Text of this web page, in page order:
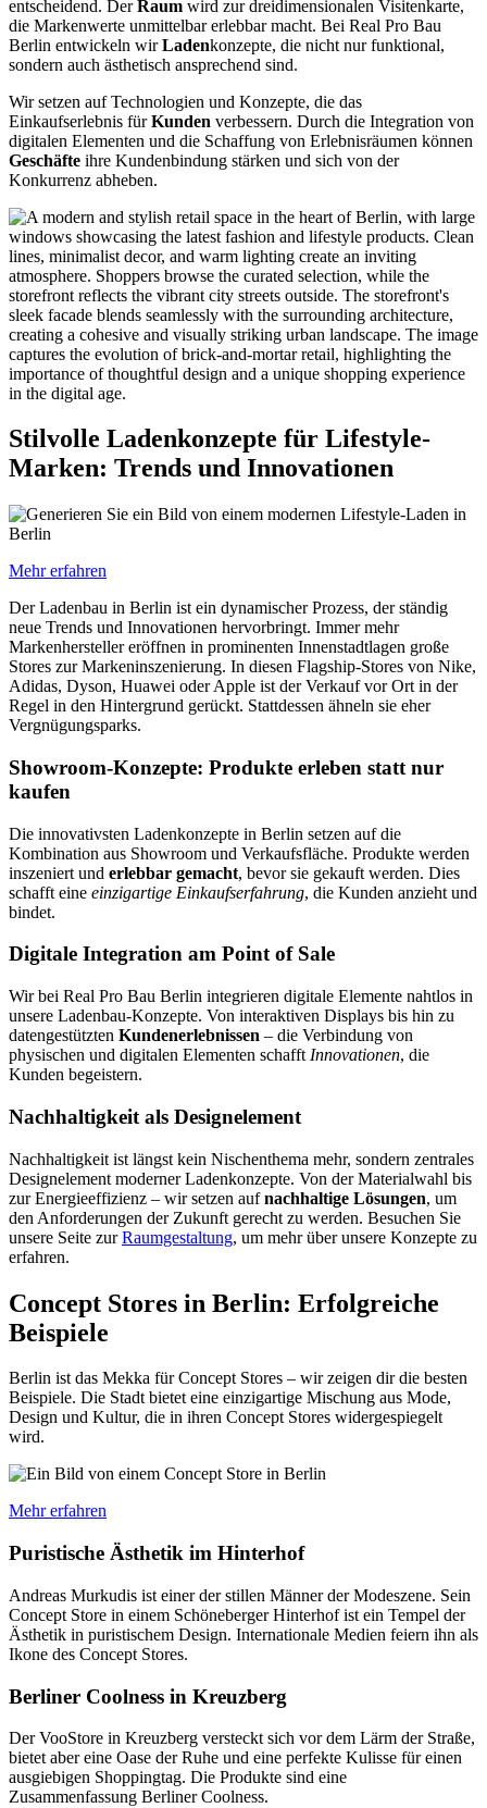
entscheidend. DerRaum wird zur dreidimensionalen Visitenkarte,
die Markenwerte unmittelbar erlebbar macht. Bei Real Pro Bau
Berlin entwickeln wirLadenkonzepte, die nicht nur funktional,
sondern auch ästhetisch ansprechend sind.
Wir setzen auf Technologien und Konzepte, die das
Einkaufserlebnis fürKunden verbessern. Durch die Integration von
digitalen Elementen und die Schaffung von Erlebnisräumen können
Geschäfte ihre Kundenbindung stärken und sich von der
Konkurrenz abheben.
Stilvolle Ladenkonzepte für Lifestyle-
Marken: Trends und Innovationen
Mehr erfahren
Der Ladenbau in Berlin ist ein dynamischer Prozess, der ständig
neue Trends und Innovationen hervorbringt. Immer mehr
Markenhersteller eröffnen in prominenten Innenstadtlagen große
Stores zur Markeninszenierung. In diesen Flagship-Stores von Nike,
Adidas, Dyson, Huawei oder Apple ist der Verkauf vor Ort in der
Regel in den Hintergrund gerückt. Stattdessen ähneln sie eher
Vergnügungsparks.
Showroom-Konzepte: Produkte erleben statt nur
kaufen
Die innovativsten Ladenkonzepte in Berlin setzen auf die
Kombination aus Showroom und Verkaufsfläche. Produkte werden
inszeniert und erlebbar gemacht, bevor sie gekauft werden. Dies
schafft eine einzigartige Einkaufserfahrung, die Kunden anzieht und
bindet.
Digitale Integration am Point of Sale
Wir bei Real Pro Bau Berlin integrieren digitale Elemente nahtlos in
unsere Ladenbau-Konzepte. Von interaktiven Displays bis hin zu
datengestützten Kundenerlebnissen – die Verbindung von
physischen und digitalen Elementen schafft Innovationen, die
Kunden begeistern.
Nachhaltigkeit als Designelement
Nachhaltigkeit ist längst kein Nischenthema mehr, sondern zentrales
Designelement moderner Ladenkonzepte. Von der Materialwahl bis
zur Energieeffizienz – wir setzen aufnachhaltige Lösungen, um
den Anforderungen der Zukunft gerecht zu werden. Besuchen Sie
unsere Seite zurRaumgestaltung, um mehr über unsere Konzepte zu
erfahren.
Concept Stores in Berlin: Erfolgreiche
Beispiele
Berlin ist das Mekka für Concept Stores – wir zeigen dir die besten
Beispiele. Die Stadt bietet eine einzigartige Mischung aus Mode,
Design und Kultur, die in ihren Concept Stores widergespiegelt
wird.
Mehr erfahren
Puristische Ästhetik im Hinterhof
Andreas Murkudis ist einer der stillen Männer der Modeszene. Sein
Concept Store in einem Schöneberger Hinterhof ist ein Tempel der
Ästhetik in puristischem Design. Internationale Medien feiern ihn als
Ikone des Concept Stores.
Berliner Coolness in Kreuzberg
Der VooStore in Kreuzberg versteckt sich vor dem Lärm der Straße,
bietet aber eine Oase der Ruhe und eine perfekte Kulisse für einen
ausgiebigen Shoppingtag. Die Produkte sind eine
Zusammenfassung Berliner Coolness.